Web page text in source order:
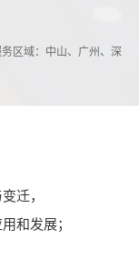
区域：中山、广州、深
迁，
和发展；